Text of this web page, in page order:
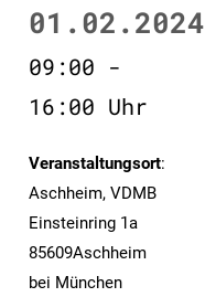
01.02.2024
09:00 -
16:00 Uhr
Veranstaltungsort:
Aschheim, VDMB
Einsteinring 1a
85609Aschheim
bei München